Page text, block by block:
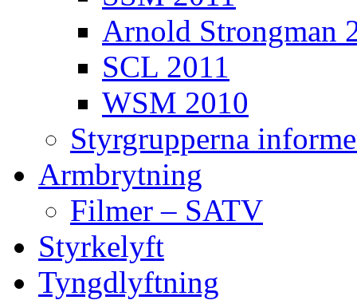
Arnold Strongman
SCL 2011
WSM 2010
Styrgrupperna
Armbrytning
Filmer – SATV
Styrkelyft
Tyngdlyftning